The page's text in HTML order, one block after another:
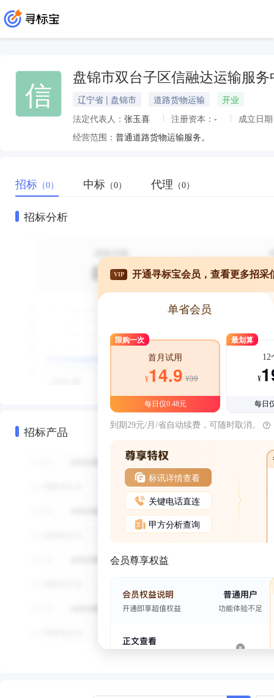
信 盘锦市双台子区信融达运输服务
辽宁省 | 盘锦市 道路货物运输
开业
法定代表人： 张玉喜 注册资本： -
成立日
经营范围： 普通道路货物运输服务。
招标 （0） 中标 （0） 代理 （0）
招标分析
招标产品
VIP 开通寻标宝会员，查看更多招采
单省会员
限购一次
首月试用
¥14.9 ¥39
每日仅0.48元
最划算
12
¥
每日
到期29元/月/省自动续费，可随时取消。
标讯详情查看
关键电话直连
甲方分析查询
会员尊享权益